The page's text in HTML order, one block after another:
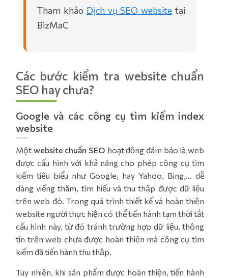
Tham khảo Dịch vụ SEO website tại
BizMaC
Các bước kiểm tra website chuẩn
SEO hay chưa?
Google và các công cụ tìm kiếm index
website
Một website chuẩn SEO hoạt động đảm bảo là web
được cấu hình với khả năng cho phép công cụ tìm
kiếm tiêu biểu như Google, hay Yahoo, Bing,… dễ
dàng viếng thăm, tìm hiểu và thu thập được dữ liệu
trên web đó. Trong quá trình thiết kế và hoàn thiện
website người thực hiện có thể tiến hành tạm thời tắt
cấu hình này, từ đó tránh trường hợp dữ liệu, thông
tin trên web chưa được hoàn thiện mà công cụ tìm
kiếm đã tiến hành thu thập.
Tuy nhiên, khi sản phẩm được hoàn thiện, tiến hành